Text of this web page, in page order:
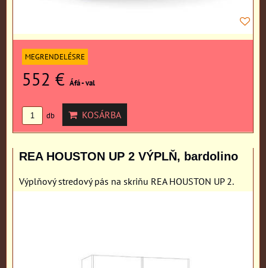
MEGRENDELÉSRE
552 € Áfá - val
db KOSÁRBA
REA HOUSTON UP 2 VÝPLŇ, bardolino
Výplňový stredový pás na skriňu REA HOUSTON UP 2.